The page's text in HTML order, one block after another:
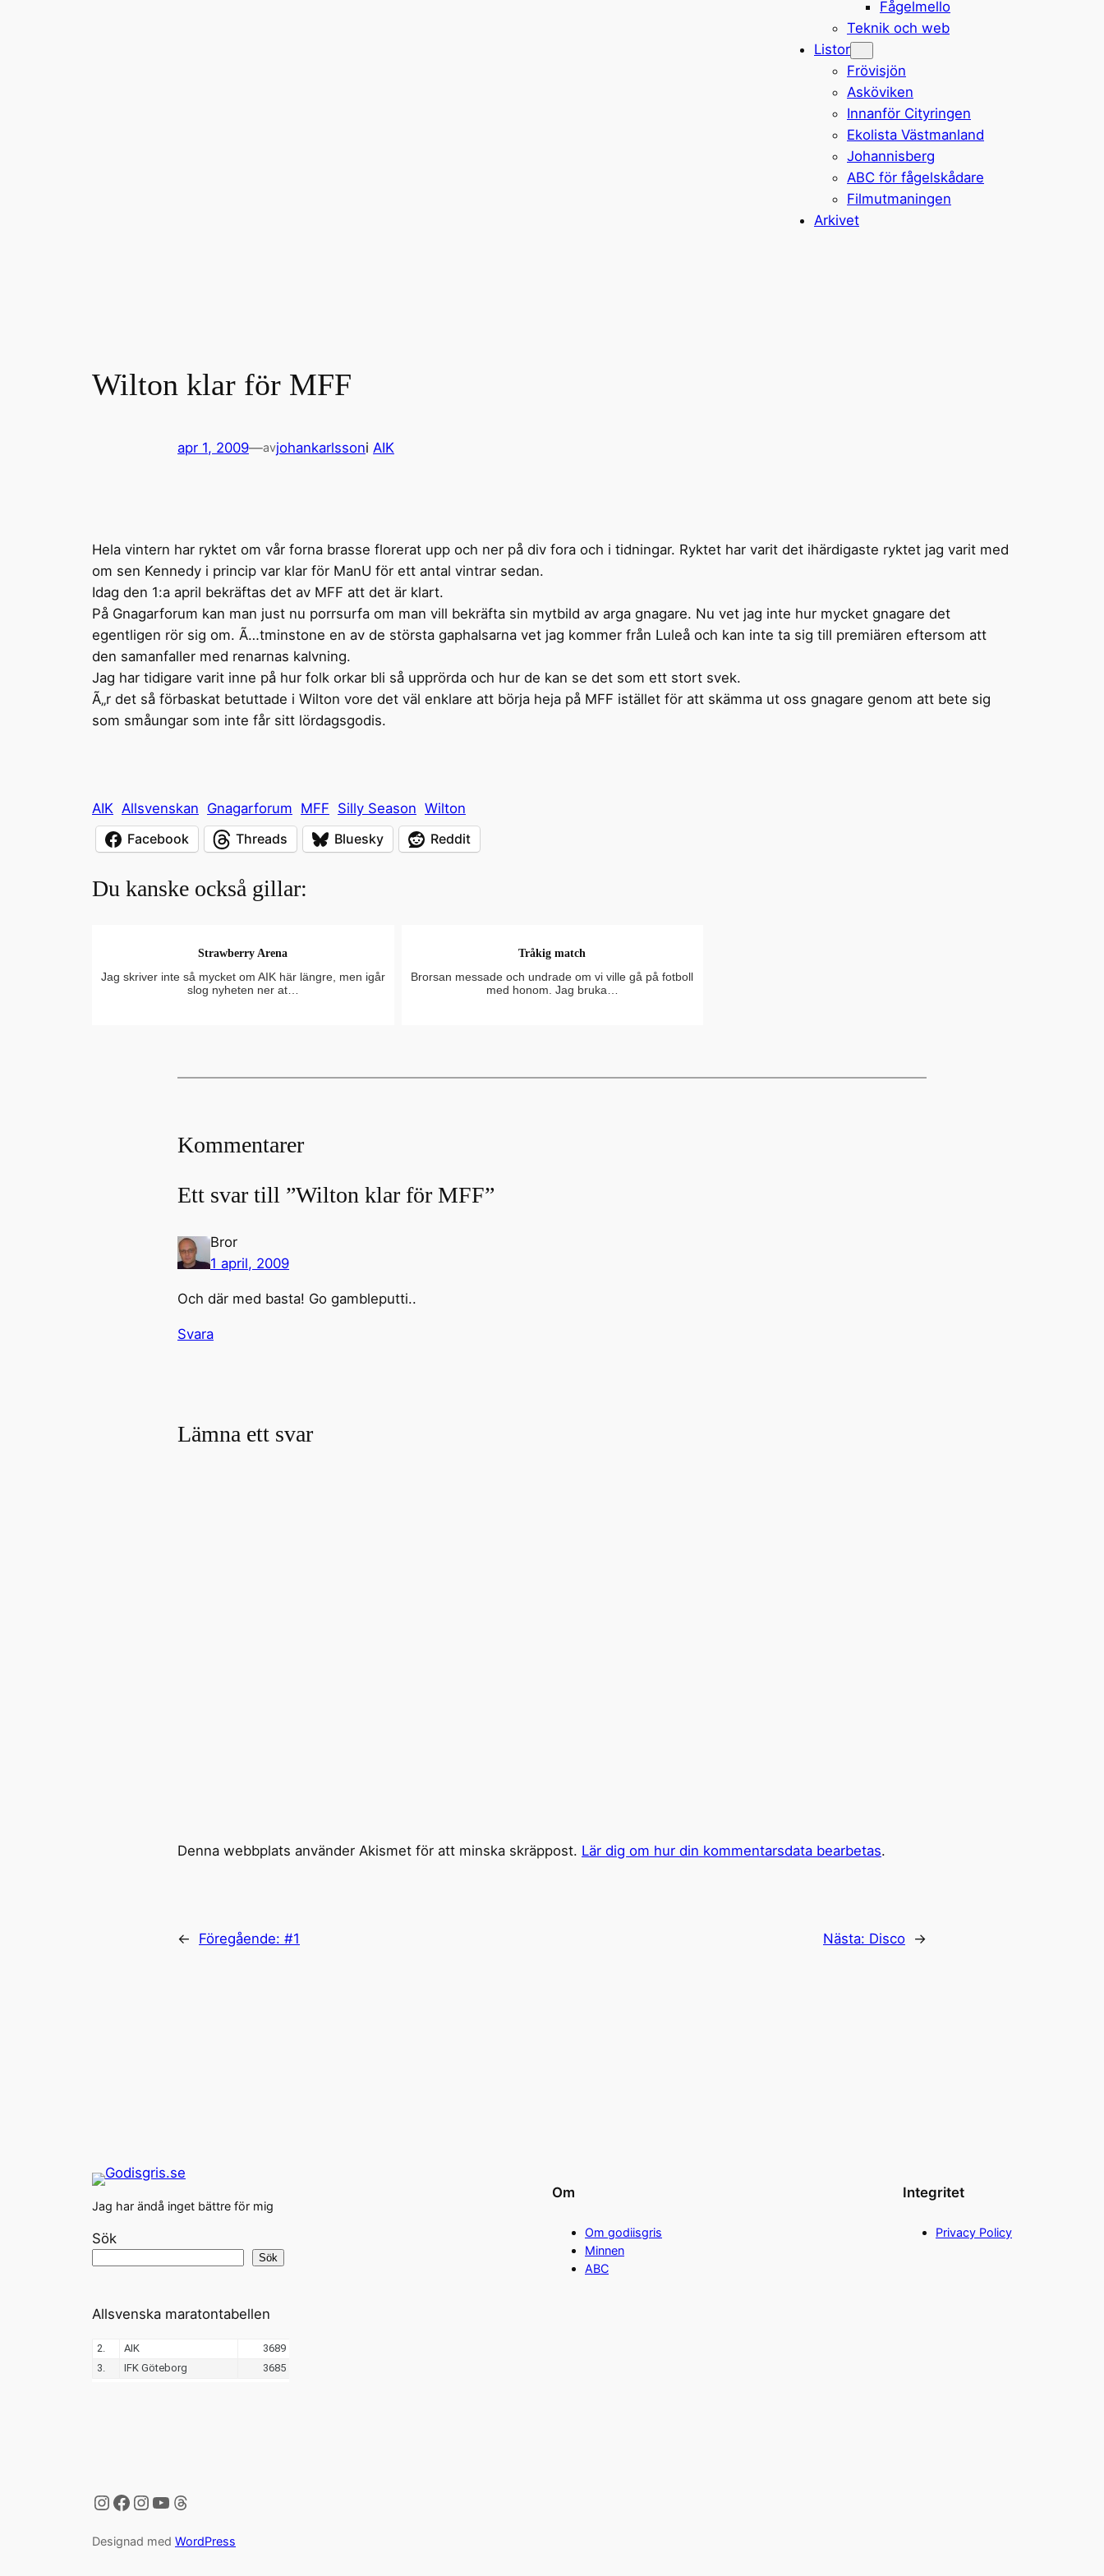
Fågelmello
Teknik och web
Listor
Frövisjön
Asköviken
Innanför Cityringen
Ekolista Västmanland
Johannisberg
ABC för fågelskådare
Filmutmaningen
Arkivet
Wilton klar för MFF
apr 1, 2009—avjohankarlssoni AIK
Hela vintern har ryktet om vår forna brasse florerat upp och ner på div fora och i tidningar. Ryktet har varit det ihärdigaste ryktet jag varit med
om sen Kennedy i princip var klar för ManU för ett antal vintrar sedan.
Idag den 1:a april bekräftas det av MFF att det är klart.
På Gnagarforum kan man just nu porrsurfa om man vill bekräfta sin mytbild av arga gnagare. Nu vet jag inte hur mycket gnagare det
egentligen rör sig om. Ã…tminstone en av de största gaphalsarna vet jag kommer från Luleå och kan inte ta sig till premiären eftersom att
den samanfaller med renarnas kalvning.
Jag har tidigare varit inne på hur folk orkar bli så upprörda och hur de kan se det som ett stort svek.
Ã„r det så förbaskat betuttade i Wilton vore det väl enklare att börja heja på MFF istället för att skämma ut oss gnagare genom att bete sig
som småungar som inte får sitt lördagsgodis.
AIK Allsvenskan Gnagarforum MFF Silly Season Wilton
Facebook
Threads Bluesky Reddit
Du kanske också gillar:
Strawberry Arena
Jag skriver inte så mycket om AIK här längre, men igår
slog nyheten ner at…
Tråkig match
Brorsan messade och undrade om vi ville gå på fotboll
med honom. Jag bruka…
Kommentarer
Ett svar till ”Wilton klar för MFF”
Bror
1 april, 2009
Och där med basta! Go gambleputti..
Svara
Lämna ett svar
Denna webbplats använder Akismet för att minska skräppost. Lär dig om hur din kommentarsdata bearbetas.
← Föregående: #1 Nästa: Disco →
Jag har ändå inget bättre för mig
Sök
Sök
Om
Om godiisgris
Minnen
ABC
Integritet
Privacy Policy
Allsvenska maratontabellen
Instagram
Facebook
Instagram
YouTube
Threads
Designad med WordPress